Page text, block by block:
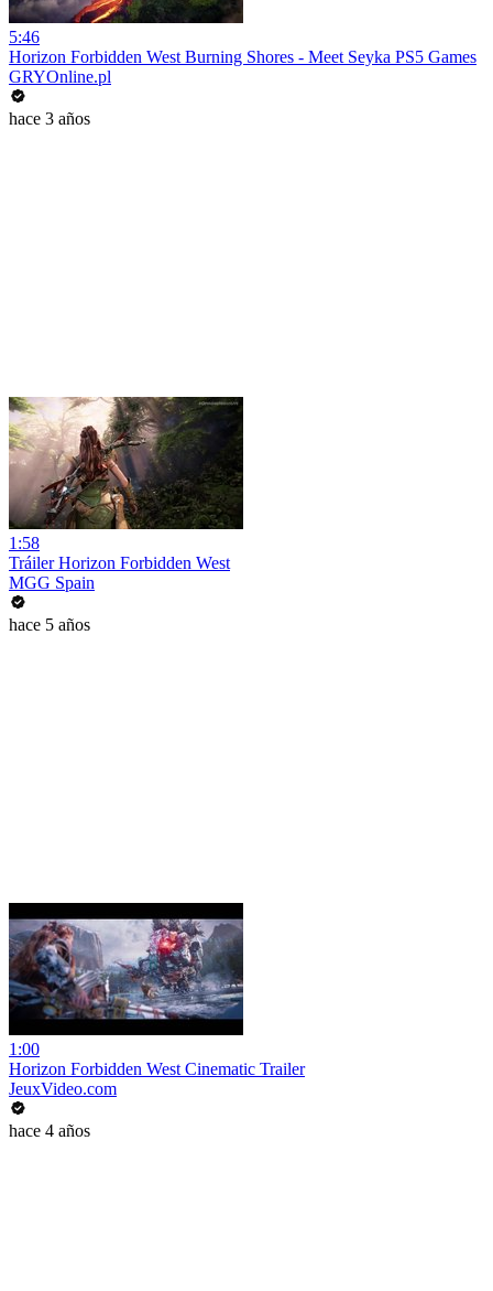
5:46
Horizon Forbidden West Burning Shores - Meet Seyka PS5 Games
GRYOnline.pl
hace 3 años
1:58
Tráiler Horizon Forbidden West
MGG Spain
hace 5 años
1:00
Horizon Forbidden West Cinematic Trailer
JeuxVideo.com
hace 4 años